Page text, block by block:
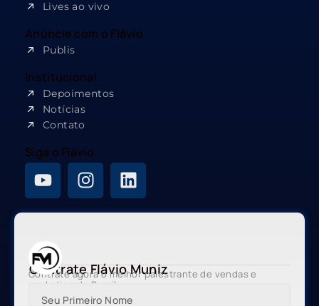
Lives ao vivo
Anúncie com o Flávio
Publis
Institucional
Depoimentos
Notícias
Contato
Siga o Flávio
Contrate Flávio Muniz
Contrate agora o melhor palestrante de vendas e
marketing do Brasil